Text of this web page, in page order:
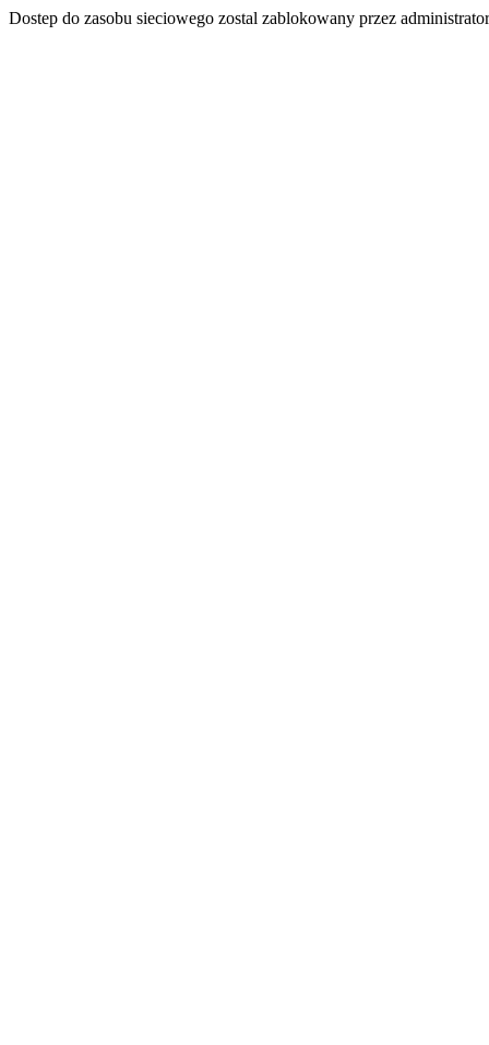
Dostep do zasobu sieciowego zostal zablokowany przez